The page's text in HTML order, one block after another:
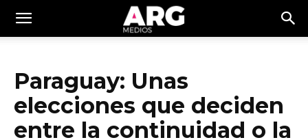
Paraguay: Unas
elecciones que deciden
entre la continuidad o la